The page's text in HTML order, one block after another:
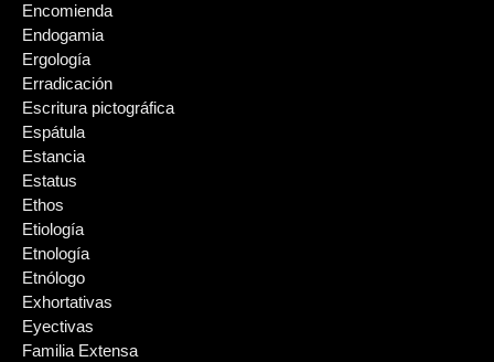
Encomienda
Endogamia
Ergología
Erradicación
Escritura pictográfica
Espátula
Estancia
Estatus
Ethos
Etiología
Etnología
Etnólogo
Exhortativas
Eyectivas
Familia Extensa